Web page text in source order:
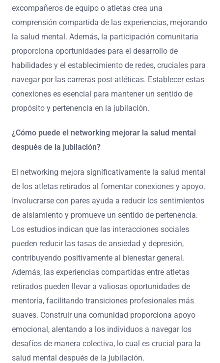
excompañeros de equipo o atletas crea una
comprensión compartida de las experiencias, mejorando
la salud mental. Además, la participación comunitaria
proporciona oportunidades para el desarrollo de
habilidades y el establecimiento de redes, cruciales para
navegar por las carreras post-atléticas. Establecer estas
conexiones es esencial para mantener un sentido de
propósito y pertenencia en la jubilación.
¿Cómo puede el networking mejorar la salud mental
después de la jubilación?
El networking mejora significativamente la salud mental
de los atletas retirados al fomentar conexiones y apoyo.
Involucrarse con pares ayuda a reducir los sentimientos
de aislamiento y promueve un sentido de pertenencia.
Los estudios indican que las interacciones sociales
pueden reducir las tasas de ansiedad y depresión,
contribuyendo positivamente al bienestar general.
Además, las experiencias compartidas entre atletas
retirados pueden llevar a valiosas oportunidades de
mentoría, facilitando transiciones profesionales más
suaves. Construir una comunidad proporciona apoyo
emocional, alentando a los individuos a navegar los
desafíos de manera colectiva, lo cual es crucial para la
salud mental después de la jubilación.